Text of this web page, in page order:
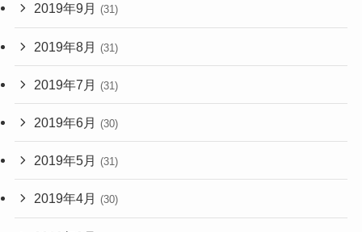
2019年9月 (31)
2019年8月 (31)
2019年7月 (31)
2019年6月 (30)
2019年5月 (31)
2019年4月 (30)